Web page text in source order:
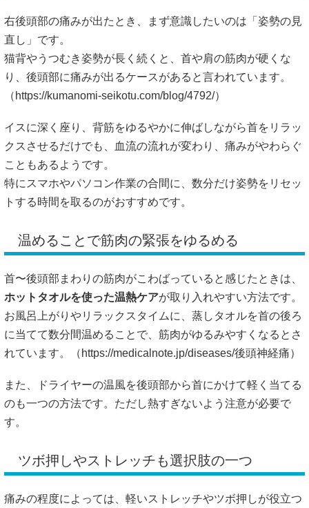
右後頭部の痛みが出たとき、まず意識したいのは「姿勢の見
直し」です。
猫背やうつむき姿勢が長く続くと、首や肩の筋肉が硬くな
り、後頭部に痛みが出るケースがあると言われています。
（ https://kumanomi-seikotu.com/blog/4792/）
イスに深く座り、背筋をゆるやかに伸ばしながら首をリラッ
クスさせるだけでも、血流の流れが変わり、痛みがやわらぐ
こともあるようです。
特にスマホやパソコン作業の合間に、数分だけ姿勢をリセッ
トする時間を取るのがおすすめです。
温めることで筋肉の緊張をゆるめる
首〜後頭部まわりの筋肉がこわばっていると感じたときは、
ホットタオルを使った温熱ケアが取り入れやすい方法です。
お風呂上がりやリラックスタイムに、蒸しタオルを首の後ろ
に当てて数分間温めることで、筋肉がゆるみやすくなるとさ
れています。（ https://medicalnote.jp/diseases/後頭神経痛）
また、ドライヤーの温風を後頭部から首にかけて軽く当てる
のも一つの方法です。ただし熱すぎないよう注意が必要で
す。
ツボ押しやストレッチも選択肢の一つ
痛みの程度によっては、軽いストレッチやツボ押しが役立つ